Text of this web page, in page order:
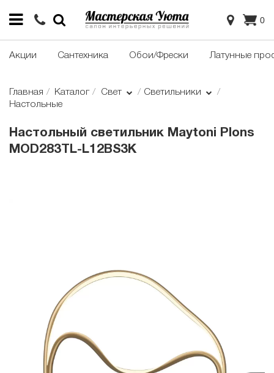
0
Акции Сантехника Обои/Фрески Латунные
Главная Каталог Свет
Светильники
Настольные
Настольный светильник Maytoni Plons
MOD283TL-L12BS3K